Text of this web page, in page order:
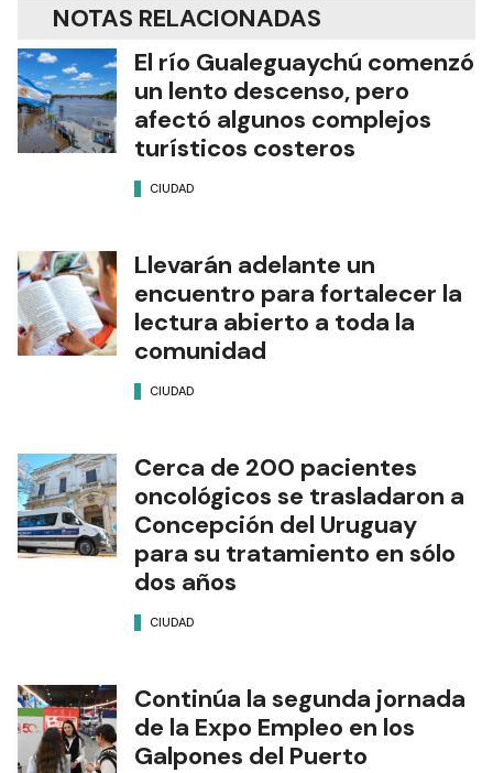
NOTAS RELACIONADAS
El río Gualeguaychú comenzó
un lento descenso, pero
afectó algunos complejos
turísticos costeros
CIUDAD
Llevarán adelante un
encuentro para fortalecer la
lectura abierto a toda la
comunidad
CIUDAD
Cerca de 200 pacientes
oncológicos se trasladaron a
Concepción del Uruguay
para su tratamiento en sólo
dos años
CIUDAD
Continúa la segunda jornada
de la Expo Empleo en los
Galpones del Puerto